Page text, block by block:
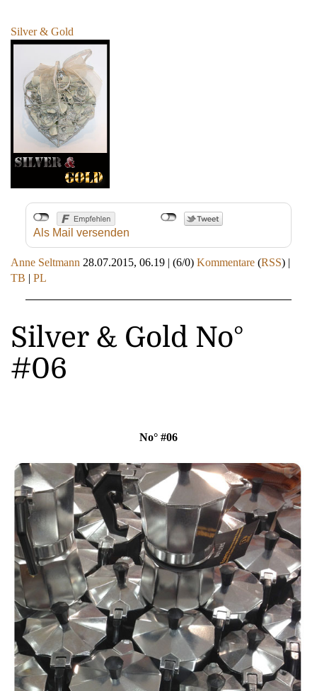
Silver & Gold
Als Mail versenden
Anne Seltmann 28.07.2015, 06.19 | (6/0) Kommentare (RSS) |
TB | PL
Silver & Gold No°
#06
No° #06